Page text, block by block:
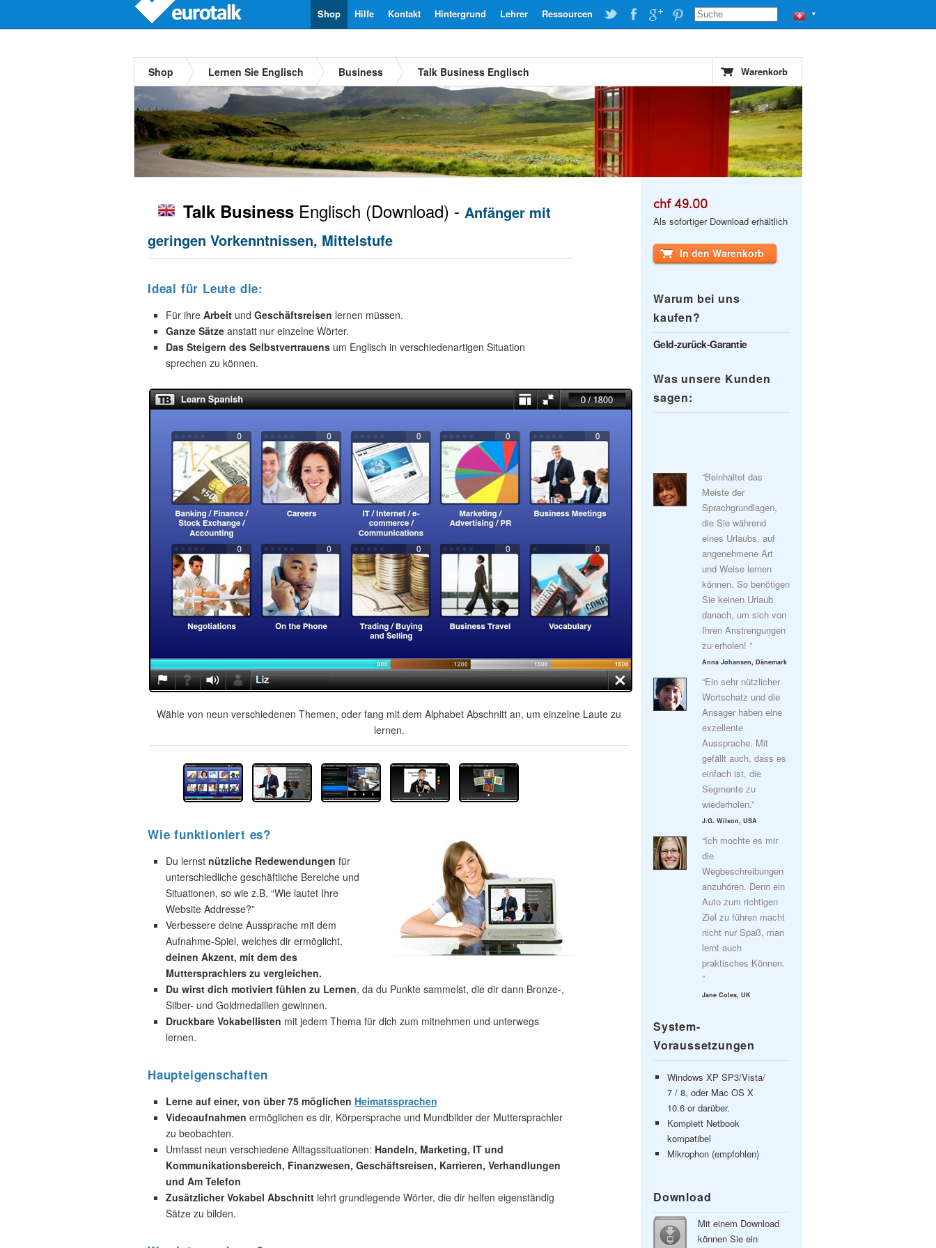
▼
Ressourcen
Lehrer
Hintergrund
Kontakt
Hilfe
Shop
Shop Lernen Sie Englisch Business Talk Business Englisch Warenkorb
Talk Business Englisch (Download) - Anfänger mit
geringen Vorkenntnissen, Mittelstufe
Ideal für Leute die:
Für ihre Arbeit und Geschäftsreisen lernen müssen.
Ganze Sätze anstatt nur einzelne Wörter.
Das Steigern des Selbstvertrauens um Englisch in verschiedenartigen Situation
sprechen zu können.
Wähle von neun verschiedenen Themen, oder fang mit dem Alphabet Abschnitt an, um einzelne Laute zu
lernen.
Wie funktioniert es?
Du lernst nützliche Redewendungen für
unterschiedliche geschäftliche Bereiche und
Situationen, so wie z.B. “Wie lautet Ihre
Website Addresse?”
Verbessere deine Aussprache mit dem
Aufnahme-Spiel, welches dir ermöglicht,
deinen Akzent, mit dem des
Muttersprachlers zu vergleichen.
Du wirst dich motiviert fühlen zu Lernen, da du Punkte sammelst, die dir dann Bronze-,
Silber- und Goldmedallien gewinnen.
Druckbare Vokabellisten mit jedem Thema für dich zum mitnehmen und unterwegs
lernen.
Haupteigenschaften
Lerne auf einer, von über 75 möglichen Heimatssprachen
Videoaufnahmen ermöglichen es dir, Körpersprache und Mundbilder der Muttersprachler
zu beobachten.
Umfasst neun verschiedene Alltagssituationen: Handeln, Marketing, IT und
Kommunikationsbereich, Finanzwesen, Geschäftsreisen, Karrieren, Verhandlungen
und Am Telefon
Zusätzlicher Vokabel Abschnitt lehrt grundlegende Wörter, die dir helfen eigenständig
Sätze zu bilden.
chf 49.00
Als sofortiger Download erhältlich
In den Warenkorb
Warum bei uns
kaufen?
Geld-zurück-Garantie
Was unsere Kunden
sagen:
“Beinhaltet das
Meiste der
Sprachgrundlagen,
die Sie während
eines Urlaubs, auf
angenehmene Art
und Weise lernen
können. So benötigen
Sie keinen Urlaub
danach, um sich von
Ihren Anstrengungen
zu erholen! ”
Anna Johansen, Dänemark
“Ein sehr nützlicher
Wortschatz und die
Ansager haben eine
exzellente
Aussprache. Mit
gefällt auch, dass es
einfach ist, die
Segmente zu
wiederholen.”
J.G. Wilson, USA
“Ich mochte es mir
die
Wegbeschreibungen
anzuhören. Denn ein
Auto zum richtigen
Ziel zu führen macht
nicht nur Spaß, man
lernt auch
praktisches Können.
”
Jane Coles, UK
System-
Voraussetzungen
Windows XP SP3/Vista/
7 / 8, oder Mac OS X
10.6 or darüber.
Komplett Netbook
kompatibel
Mikrophon (empfohlen)
Download
Mit einem Download
können Sie ein